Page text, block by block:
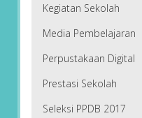
Kegiatan Sekolah
Media Pembelajaran
Perpustakaan Digital
Prestasi Sekolah
Seleksi PPDB 2017